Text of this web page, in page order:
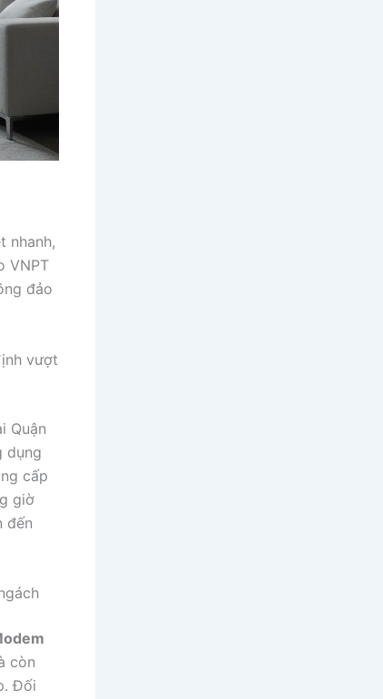
nhanh,
VNPT
đảo
vượt
Quận
dụng
cấp
giờ
đến
còn
Đối